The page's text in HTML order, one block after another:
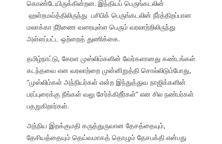
கொண்டேயிருக்கின்றன. இந்தியப் பெருங்கடலின்
ஹள்றமவ்த்திலிருந்து பசிபிக் பெருங்கடலின் நீர்த்திறப்பான
மலாக்கா நீரிணை வரையுள்ள பெரும் வரலாற்றிலிருந்து
அள்ளப்பட்ட ஒற்றைத் துணிக்கை.
தமிழ்நாட்டு, கேரள முஸ்லிம்களின் வேர்களானது கண்டங்கள்
கடந்தவை என வரலாற்றை முன்னிறுத்தி சொல்லிடும்போது,
“முஸ்லிம்கள் அந்நியர்கள் என்ற இந்துத்துவ நாஜிக்களின்
பரப்புரைக்கு நீங்கள் வலு சேர்க்கிறீர்கள்” என சில நண்பர்கள்
பதறுகிறார்கள்.
அந்நிய இறக்குமதி கருத்துருவான தேசத்தையும்,
தேசியத்தையும் தெய்வமாகத் தொழும் தேசபக்தி என்பது